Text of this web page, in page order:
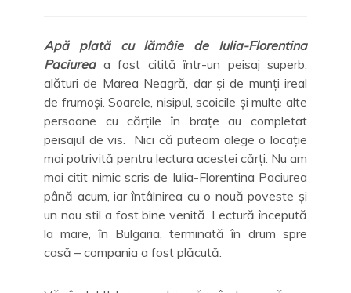
Apă plată cu lămâie de Iulia-Florentina
Paciureaa fost citită într-un peisaj superb,
alături de Marea Neagră, dar și de munți ireal
de frumoși. Soarele, nisipul, scoicile și multe alte
persoane cu cărțile în brațe au completat
peisajul de vis. Nici că puteam alege o locație
mai potrivită pentru lectura acestei cărți. Nu am
mai citit nimic scris de Iulia-Florentina Paciurea
până acum, iar întâlnirea cu o nouă poveste și
un nou stil a fost bine venită. Lectură începută
la mare, în Bulgaria, terminată în drum spre
casă – compania a fost plăcută.